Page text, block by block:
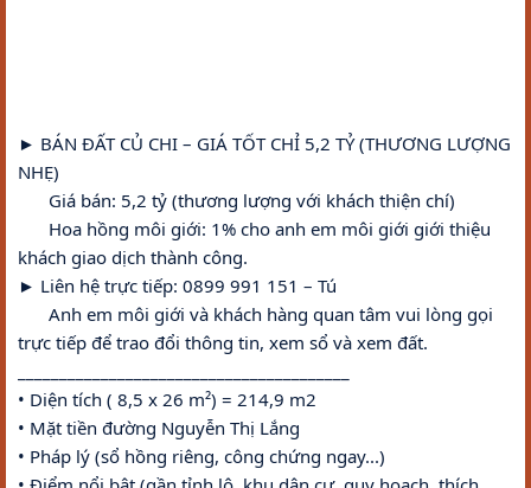
► BÁN ĐẤT CỦ CHI – GIÁ TỐT CHỈ 5,2 TỶ (THƯƠNG LƯỢNG
NHẸ)
♦
Giá bán: 5,2 tỷ (thương lượng với khách thiện chí)
♦
Hoa hồng môi giới: 1% cho anh em môi giới giới thiệu
khách giao dịch thành công.
► Liên hệ trực tiếp: 0899 991 151 – Tú
♦
Anh em môi giới và khách hàng quan tâm vui lòng gọi
trực tiếp để trao đổi thông tin, xem sổ và xem đất.
• Diện tích ( 8,5 x 26 m²) = 214,9 m2
• Mặt tiền đường Nguyễn Thị Lắng
• Pháp lý (sổ hồng riêng, công chứng ngay...)